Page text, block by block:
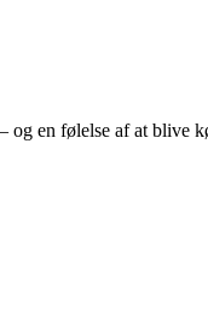
en følelse af at blive